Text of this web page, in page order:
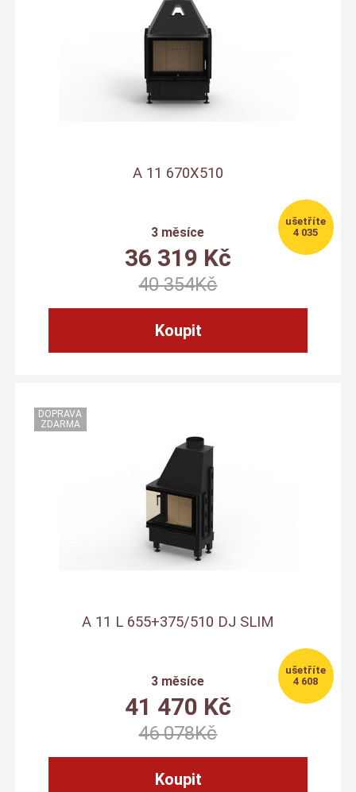
A 11 670X510
3 měsíce
36 319 Kč
4 035
40 354Kč
A 11 L 655+375/510 DJ SLIM
3 měsíce
41 470 Kč
4 608
46 078Kč